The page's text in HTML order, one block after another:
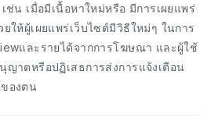
ช่น เมื่อมีเนื้อหาใหม่หรือ มีการเผยแพร่
ให้ผู้เผยแพร่เว็บไซต์มีวิธีใหม่ๆ ในการ
และรายได้จากการโฆษณา และผู้ใช้
ญาตหรือปฏิเสธการส่งการแจ้งเตือน
องตน